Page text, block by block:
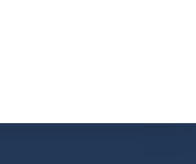
personne d’autre.